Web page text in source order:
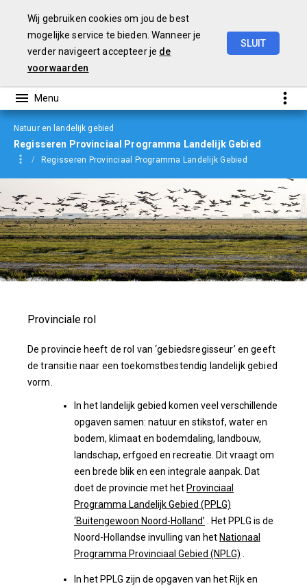
Wij gebruiken cookies om jou de best
mogelijke service te bieden. Wanneer je
verder navigeert accepteer je de
voorwaarden
SLUIT
Natuur en landelijk gebied
Regisseren Provinciaal Programma Landelijk Gebied
Regisseren Provinciaal Programma Landelijk Gebied
Provinciale rol
De provincie heeft de rol van ‘gebiedsregisseur’ en geeft
de transitie naar een toekomstbestendig landelijk gebied
vorm.
In het landelijk gebied komen veel verschillende
opgaven samen: natuur en stikstof, water en
bodem, klimaat en bodemdaling, landbouw,
landschap, erfgoed en recreatie. Dit vraagt om
een brede blik en een integrale aanpak. Dat
doet de provincie met het Provinciaal
Programma Landelijk Gebied (PPLG)
‘Buitengewoon Noord-Holland’
. Het PPLG is de
Noord-Hollandse invulling van het Nationaal
Programma Provinciaal Gebied (NPLG)
In het PPLG zijn de opgaven van het Rijk en